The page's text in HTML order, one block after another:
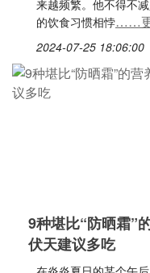
来越频繁。他不得不
的饮食习惯相悖……
2024-07-25 18:06:00
9种堪比“防晒霜”
伏天建议多吃